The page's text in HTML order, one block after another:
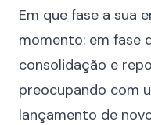
Em que fase a sua
momento: em fase
consolidação e
preocupando com
lançamento de